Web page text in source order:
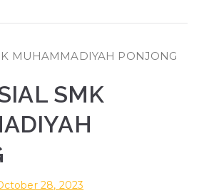
SMK
28, 2023